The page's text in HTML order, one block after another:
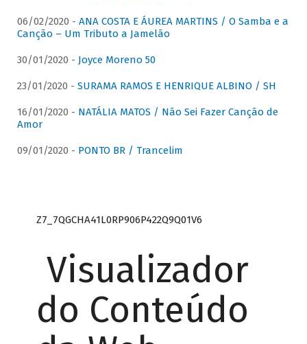
06/02/2020 - ANA COSTA E ÁUREA MARTINS / O Samba e a
Canção – Um Tributo a Jamelão
30/01/2020 - Joyce Moreno 50
23/01/2020 - SURAMA RAMOS E HENRIQUE ALBINO / SH
16/01/2020 - NATÁLIA MATOS / Não Sei Fazer Canção de
Amor
09/01/2020 - PONTO BR / Trancelim
Z7_7QGCHA41L0RP906P422Q9Q01V6
Visualizador
do Conteúdo